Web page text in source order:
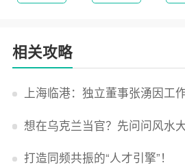
相关攻略
上海临港：独立董事张湧因工
想在乌克兰当官？先问问风水
打造同频共振的“人才引擎”！